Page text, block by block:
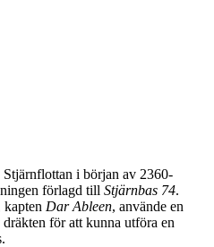
i början av 2360-
förlagd till Stjärnbas 74.
Dar Ableen, använde en
för att kunna utföra en